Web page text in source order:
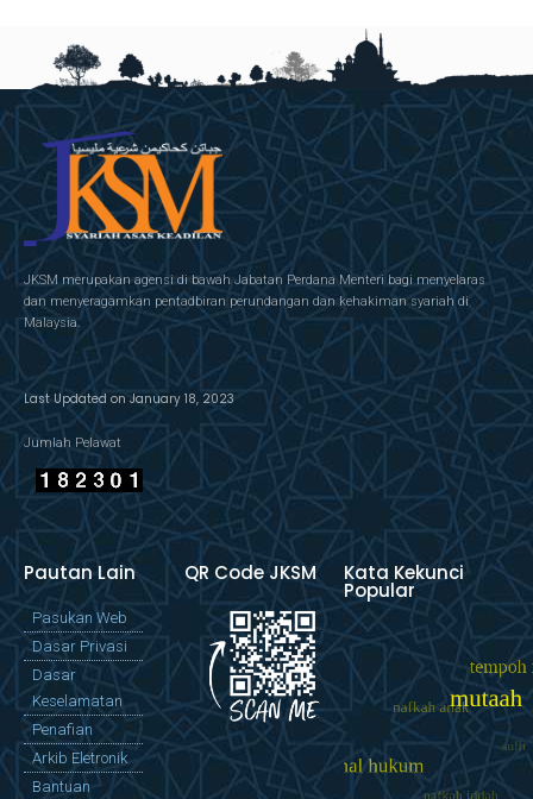
JKSM merupakan agensi di bawah Jabatan Perdana Menteri bagi menyelaras
dan menyeragamkan pentadbiran perundangan dan kehakiman syariah di
Malaysia.
Last Updated on January 18, 2023
Jumlah Pelawat
Pautan Lain
Pasukan Web
Dasar Privasi
Dasar
Keselamatan
Penafian
Arkib Eletronik
Bantuan
QR Code JKSM Kata Kekunci
Popular